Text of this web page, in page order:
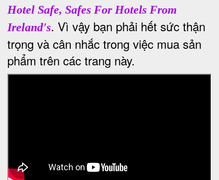
Hotel Safe, Safes For Hotels From
Ireland's. Vì vậy bạn phải hết sức thận
trọng và cân nhắc trong việc mua sản
phẩm trên các trang này.